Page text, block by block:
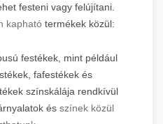
festeni vagy felújítani.
kaphatótermékek közül:
festékek, mint például
fafestékek és
színskálája rendkívül
és színek közül